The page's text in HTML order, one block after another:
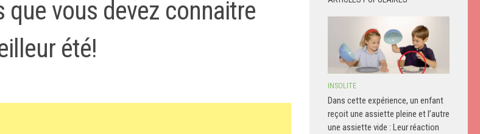
que vous devez connaitre
été!
INSOLITE
Dans cette expérience, un enfant
reçoit une assiette pleine et l’autre
une assiette vide : Leur réaction